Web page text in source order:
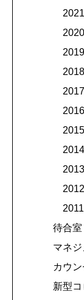
待合室
マネ
カウ
新型